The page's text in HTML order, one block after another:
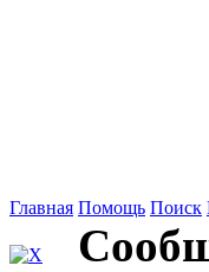
Главная Помощь Поиск